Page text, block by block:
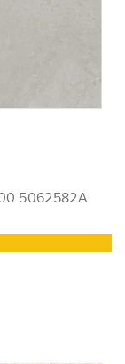
5062582A